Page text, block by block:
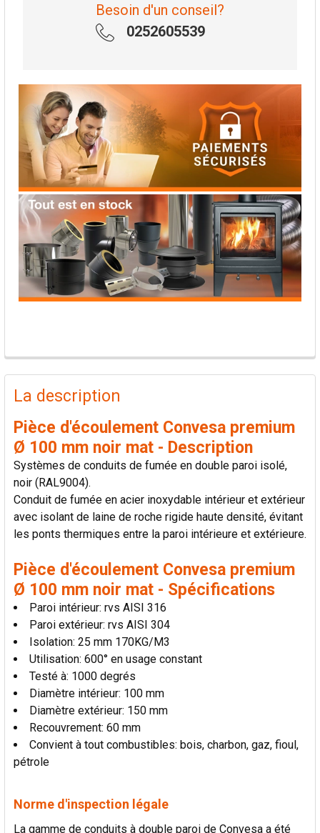
Besoin d'un conseil?
0252605539
PRODUITS
FRÉQUEMMENT
ACHETÉS
SÉLECTIONNER
AJOUTER
LA
SÉLECTION
AU PANIER
La description
Pièce d'écoulement Convesa premium
Ø 100 mm noir mat - Description
Systèmes de conduits de fumée en double paroi isolé,
noir (RAL9004).
Conduit de fumée en acier inoxydable intérieur et extérieur
avec isolant de laine de roche rigide haute densité, évitant
les ponts thermiques entre la paroi intérieure et extérieure.
Pièce d'écoulement Convesa premium
Ø 100 mm noir mat - Spécifications
Paroi intérieur: rvs AISI 316
Paroi extérieur: rvs AISI 304
Isolation: 25 mm 170KG/M3
Utilisation: 600° en usage constant
Testé à: 1000 degrés
Diamètre intérieur: 100 mm
Diamètre extérieur: 150 mm
Recouvrement: 60 mm
Convient à tout combustibles: bois, charbon, gaz, fioul,
pétrole
Norme d'inspection légale
La gamme de conduits à double paroi de Convesa a été